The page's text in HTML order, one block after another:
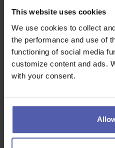
This website uses cookies
We use cookies to collect
the performance and use of
functioning of social media
customize content and ads.
with your consent.
Pre jedného z Top 3 hráčov na
bankovníctva hľadáme šikovných
investičných riešení.Hľadáme
pre Bratislavu tak sa…
PREMIUM bankár (m/ž)
platov na ODMENÁCH)
Manuvia Expert Recruitment